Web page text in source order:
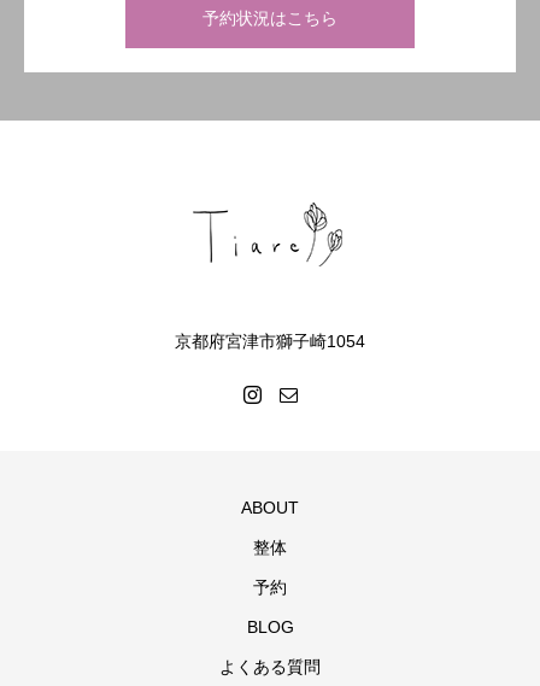
予約状況はこちら
京都府宮津市獅子崎1054
ABOUT
整体
予約
BLOG
よくある質問